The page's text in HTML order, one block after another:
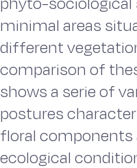
minimal areas
different
comparison of
shows a serie of
postures
floral components
ecological